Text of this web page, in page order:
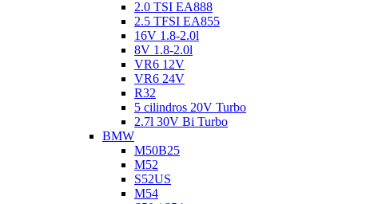
2.0 TSI EA888
2.5 TFSI EA855
16V 1.8-2.0l
8V 1.8-2.0l
VR6 12V
VR6 24V
R32
5 cilindros 20V Turbo
2.7l 30V Bi Turbo
BMW
M50B25
M52
S52US
M54